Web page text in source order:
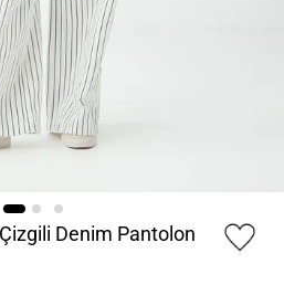
Denim Pantolon